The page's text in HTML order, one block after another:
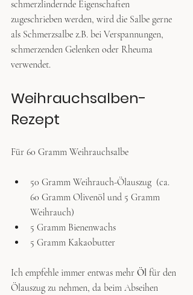
schmerzlindernde Eigenschaften
zugeschrieben werden, wird die Salbe gerne
als Schmerzsalbe z.B. bei Verspannungen,
schmerzenden Gelenken oder Rheuma
verwendet.
Weihrauchsalben-
Rezept
Für 60 Gramm Weihrauchsalbe
50 Gramm Weihrauch-Ölauszug  (ca.
60 Gramm Olivenöl und 5 Gramm
Weihrauch)
5 Gramm Bienenwachs
5 Gramm Kakaobutter
Ich empfehle immer entwas mehr Öl für den
Ölauszug zu nehmen, da beim Abseihen